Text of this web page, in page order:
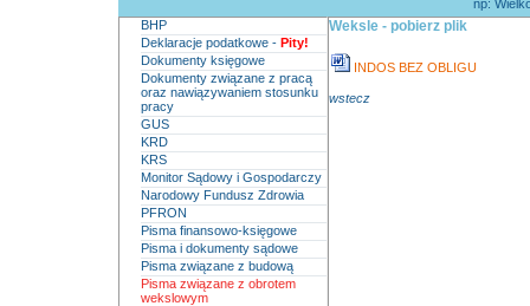
np:
BHP
Deklaracje podatkowe - Pity!
Dokumenty księgowe
Dokumenty związane z pracą
oraz nawiązywaniem stosunku
pracy
GUS
KRD
KRS
Monitor Sądowy i Gospodarczy
Narodowy Fundusz Zdrowia
PFRON
Pisma finansowo-księgowe
Pisma i dokumenty sądowe
Pisma związane z budową
Pisma związane z obrotem
wekslowym
Weksle - pobierz plik
INDOS BEZ OBLIGU
wstecz